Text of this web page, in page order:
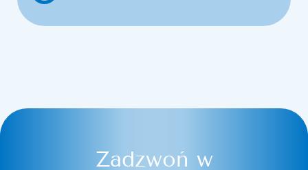
Zadzwoń w